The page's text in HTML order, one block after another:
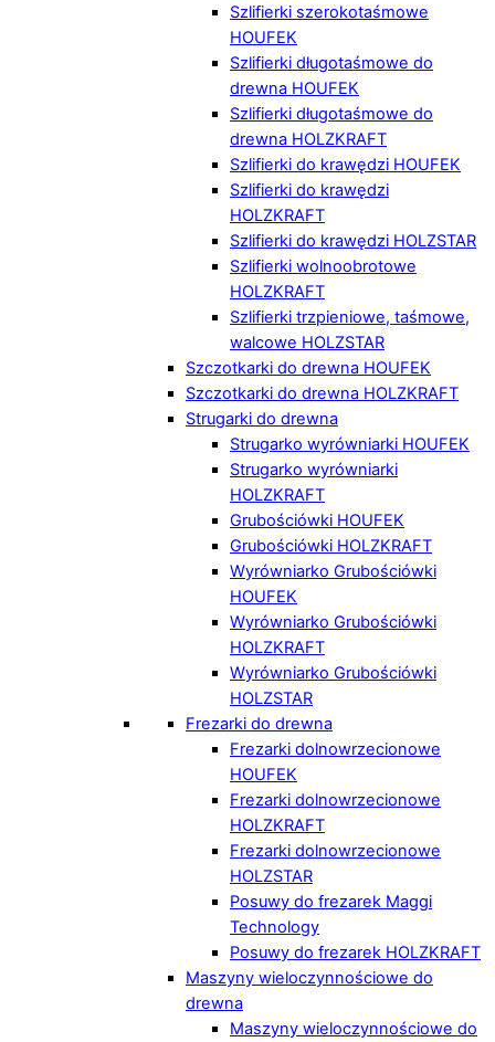
Szlifierki szerokotaśmowe
HOUFEK
Szlifierki długotaśmowe do
drewna HOUFEK
Szlifierki długotaśmowe do
drewna HOLZKRAFT
Szlifierki do krawędzi HOUFEK
Szlifierki do krawędzi
HOLZKRAFT
Szlifierki do krawędzi HOLZSTAR
Szlifierki wolnoobrotowe
HOLZKRAFT
Szlifierki trzpieniowe, taśmowe,
walcowe HOLZSTAR
Szczotkarki do drewna HOUFEK
Szczotkarki do drewna HOLZKRAFT
Strugarki do drewna
Strugarko wyrówniarki HOUFEK
Strugarko wyrówniarki
HOLZKRAFT
Grubościówki HOUFEK
Grubościówki HOLZKRAFT
Wyrówniarko Grubościówki
HOUFEK
Wyrówniarko Grubościówki
HOLZKRAFT
Wyrówniarko Grubościówki
HOLZSTAR
Frezarki do drewna
Frezarki dolnowrzecionowe
HOUFEK
Frezarki dolnowrzecionowe
HOLZKRAFT
Frezarki dolnowrzecionowe
HOLZSTAR
Posuwy do frezarek Maggi
Technology
Posuwy do frezarek HOLZKRAFT
Maszyny wieloczynnościowe do
drewna
Maszyny wieloczynnościowe do